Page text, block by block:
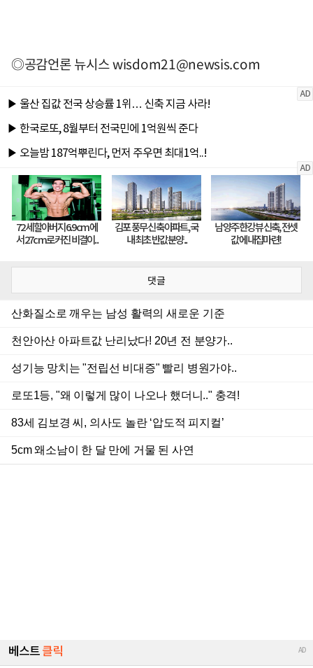
◎공감언론 뉴시스wisdom21@newsis.com
댓글